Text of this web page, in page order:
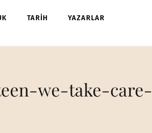
TARİH YAZARLAR
we-take-care-